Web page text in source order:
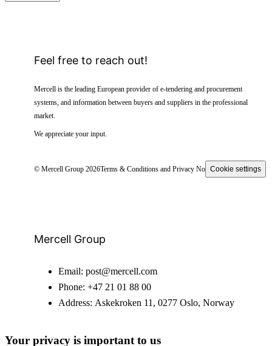
Feel free to reach out!
Mercell is the leading European provider of e-tendering and procurement
systems, and information between buyers and suppliers in the professional
market.
We appreciate your input.
© Mercell Group 2026Terms & Conditions and Privacy NoticeCookie settings
Mercell Group
Email: post@mercell.com
Phone: +47 21 01 88 00
Address: Askekroken 11, 0277 Oslo, Norway
Your privacy is important to us